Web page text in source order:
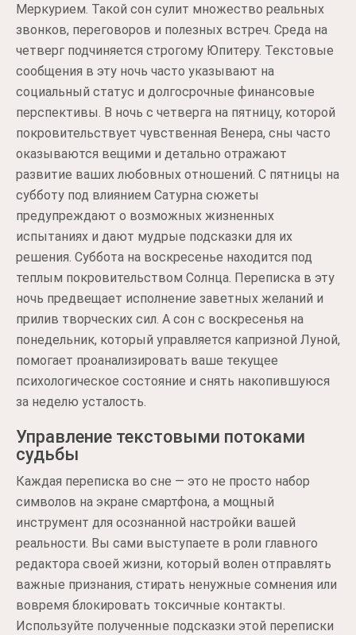
Меркурием. Такой сон сулит множество реальных
звонков, переговоров и полезных встреч. Среда на
четверг подчиняется строгому Юпитеру. Текстовые
сообщения в эту ночь часто указывают на
социальный статус и долгосрочные финансовые
перспективы. В ночь с четверга на пятницу, которой
покровительствует чувственная Венера, сны часто
оказываются вещими и детально отражают
развитие ваших любовных отношений. С пятницы на
субботу под влиянием Сатурна сюжеты
предупреждают о возможных жизненных
испытаниях и дают мудрые подсказки для их
решения. Суббота на воскресенье находится под
теплым покровительством Солнца. Переписка в эту
ночь предвещает исполнение заветных желаний и
прилив творческих сил. А сон с воскресенья на
понедельник, который управляется капризной Луной,
помогает проанализировать ваше текущее
психологическое состояние и снять накопившуюся
за неделю усталость.
Управление текстовыми потоками
судьбы
Каждая переписка во сне — это не просто набор
символов на экране смартфона, а мощный
инструмент для осознанной настройки вашей
реальности. Вы сами выступаете в роли главного
редактора своей жизни, который волен отправлять
важные признания, стирать ненужные сомнения или
вовремя блокировать токсичные контакты.
Используйте полученные подсказки этой переписки